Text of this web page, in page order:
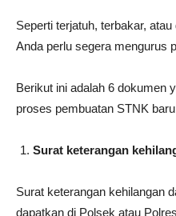
Seperti terjatuh, terbakar,
Anda perlu segera mengurus
Berikut ini adalah 6 dokumen
proses pembuatan STNK
Surat keterangan
Surat keterangan kehilangan
dapatkan di Polsek atau